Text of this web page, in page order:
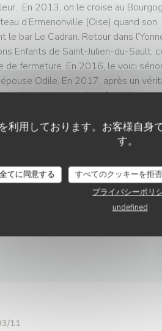
利用しております。お客様自身
す。
全てに同意する すべてのクッキーを拒
プライバシーポリ
undefined
En 2013, on le croise au
d’Ermenonville (Oise) quand
le bar Le Cadran. Retour dans
Enfants de Saint-Julien-du-Sault,
de fermeture. En 2016, le voici
Odile. En 2017, après un
un restaurant fermé,
l’élégant Martin Bel Air,
: peu de choix, mais des produits de
les glaces). Le succès est immédiat.
s’affiche au tableau noir pour
le soir. La carte change
et d’Antony. Ainsi, le jour où nous
d’ail, petits condiments et volaille
un saint-marcelin croustillant et son
11